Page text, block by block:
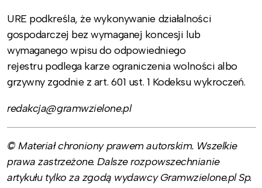
URE podkreśla, że wykonywanie działalności
gospodarczej bez wymaganej koncesji lub
wymaganego wpisu do odpowiedniego
rejestru podlega karze ograniczenia wolności albo
grzywny zgodnie z art. 601 ust. 1 Kodeksu wykroczeń.
redakcja@gramwzielone.pl
© Materiał chroniony prawem autorskim. Wszelkie
prawa zastrzeżone. Dalsze rozpowszechnianie
artykułu tylko za zgodą wydawcy Gramwzielone.pl Sp.